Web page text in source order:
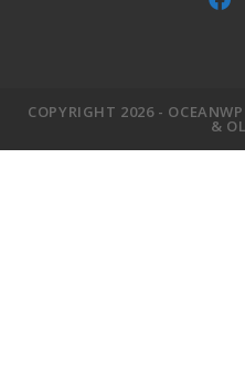
COPYRIGHT 2026 -
&